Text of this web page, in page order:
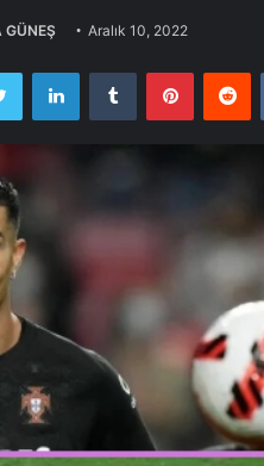
GÜNEŞ Aralık 10, 2022
Twitter LinkedInTumblr Pinterest